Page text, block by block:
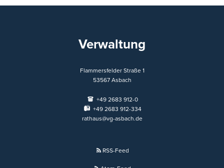
Verwaltung
Flammersfelder Straße 1
53567 Asbach
+49 2683 912-0
+49 2683 912-334
rathaus@vg-asbach.de
RSS-Feed